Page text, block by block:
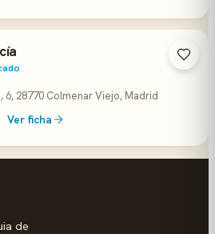
6, 28770 Colmenar Viejo, Madrid
Ver ficha
de